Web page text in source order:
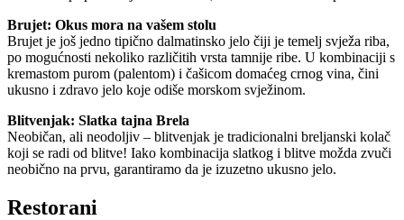
Brujet: Okus mora na vašem stolu
Brujet je još jedno tipično dalmatinsko jelo čiji je temelj svježa riba,
po mogućnosti nekoliko različitih vrsta tamnije ribe. U kombinaciji s
kremastom purom (palentom) i čašicom domaćeg crnog vina, čini
ukusno i zdravo jelo koje odiše morskom svježinom.
Blitvenjak: Slatka tajna Brela
Neobičan, ali neodoljiv – blitvenjak je tradicionalni breljanski kolač
koji se radi od blitve! Iako kombinacija slatkog i blitve možda zvuči
neobično na prvu, garantiramo da je izuzetno ukusno jelo.
Restorani